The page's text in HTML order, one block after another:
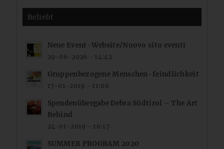
Beliebt
Neue Event-Website/Nuovo sito eventi
29-06-2026 - 14:42
Gruppenbezogene Menschen-feindlichkeit
17-01-2019 - 11:06
Spendenübergabe Debra Südtirol – The Art
Behind
24-01-2019 - 16:17
SUMMER PROGRAM 2020